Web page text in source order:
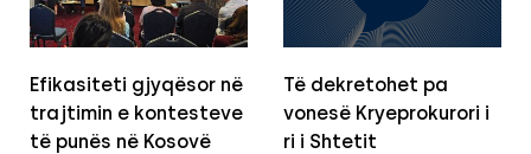
Efikasiteti gjyqësor në
trajtimin e kontesteve
të punës në Kosovë
Të dekretohet pa
vonesë Kryeprokurori i
ri i Shtetit